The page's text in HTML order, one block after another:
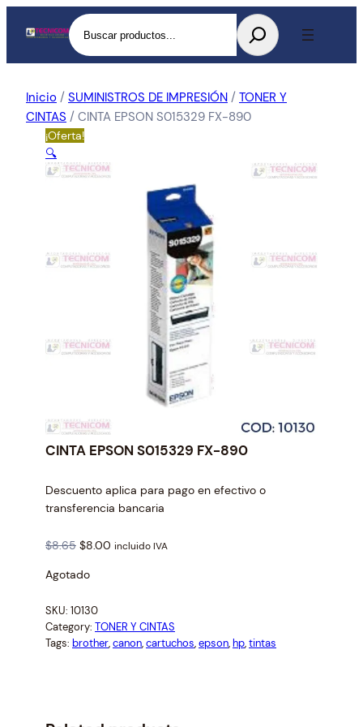
Buscar
Inicio / SUMINISTROS DE IMPRESIÓN / TONER Y
CINTAS / CINTA EPSON S015329 FX-890
¡Oferta!
🔍
CINTA EPSON S015329 FX-890
Descuento aplica para pago en efectivo o
transferencia bancaria
$8.65 O
i
i
n
a
i
$8.00 C
n
t
incluido IVA
Agotado
SKU: 10130
Category: TONER Y CINTAS
Tags: brother, canon, cartuchos, epson, hp, tintas